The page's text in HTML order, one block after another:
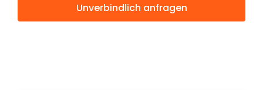
Unverbindlich anfragen